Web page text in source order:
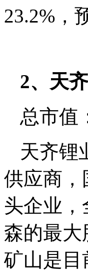
23.2%，
2、天
总市值
天齐锂
供应商，
头企业
森的最大
矿山是目